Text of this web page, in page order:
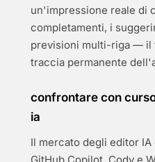
un'impressione reale di
completamenti, i
previsioni multi-riga — il
traccia permanente
confrontare con
ia
Il mercato degli editor